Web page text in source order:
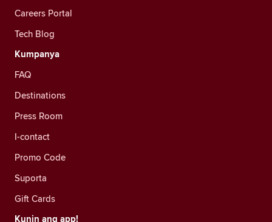
Careers Portal
Tech Blog
Kumpanya
FAQ
Destinations
Press Room
I-contact
Promo Code
Suporta
Gift Cards
Kunin ang app!